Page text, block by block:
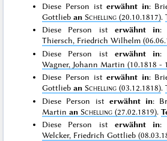
Diese Person isterwähnt in:
Gottlieban Schelling (20.10.1817).
Diese Person ist erwähnt in:
Thiersch, Friedrich Wilhelm
Diese Person ist erwähnt in:
Wagner, Johann Martin (10.1818 -
Diese Person isterwähnt in:
Gottlieban Schelling (03.12.1818).
Diese Person ist erwähnt in:
Martinan Schelling (27.02.1819).
Diese Person ist erwähnt in:
Welcker, Friedrich Gottlieb